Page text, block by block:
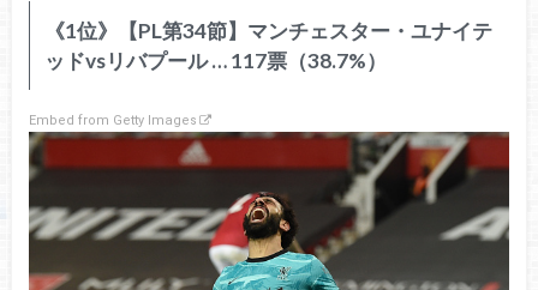
《1位》【PL第34節】マンチェスター・ユナイテ
ッドvsリバプール … 117票（38.7%）
Embed from Getty Images